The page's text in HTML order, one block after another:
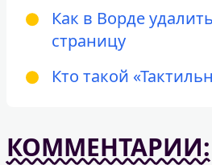
Как в Ворде
страницу
Кто такой
КОММЕНТАРИИ: